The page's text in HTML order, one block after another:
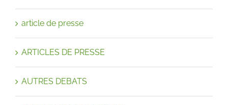
article de presse
ARTICLES DE PRESSE
AUTRES DEBATS